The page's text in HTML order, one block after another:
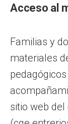
Acceso al
Familias y
materiales
sitio web